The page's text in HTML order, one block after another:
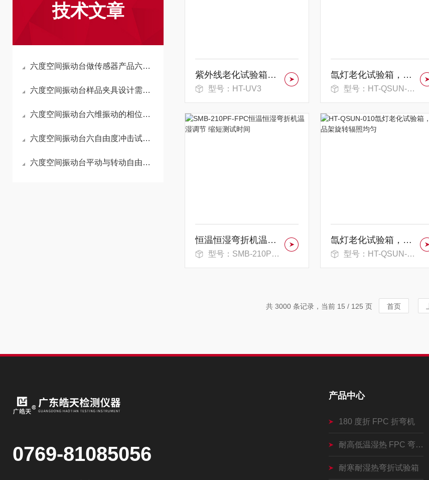
技术文章
六度空间振动台做传感器产品六自由度标定测试有哪些注意点？
六度空间振动台样品夹具设计需要满足哪些六维测试特殊要求？
六度空间振动台六维振动的相位失真会对样品测试带来什么影响？
六度空间振动台六自由度冲击试验波形失真该如何排查？
六度空间振动台平动与转动自由度会互相干扰吗？
紫外线老化试验箱，喷淋可调节模拟不同雨量
型号：HT-UV3
氙灯老化试验箱，辐照均匀性高试验更精准
型号：HT-QSUN-010
恒温恒湿弯折机温湿调节 缩短测试时间
型号：SMB-210PF-FPC
氙灯老化试验箱，样品架旋转辐照均匀
型号：HT-QSUN-010
共 3000 条记录，当前 15 / 125 页 首页
0769-81085056
产品中心
180 度折 FPC 折弯机
耐高低温湿热 FPC 弯折机
耐寒耐湿热弯折试验箱